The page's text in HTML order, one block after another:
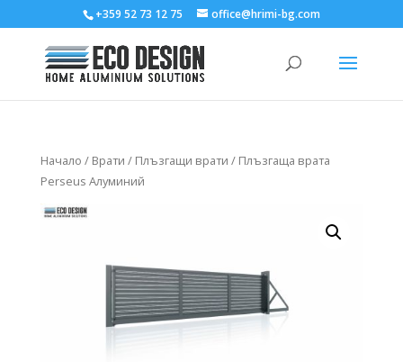
+359 52 73 12 75 office@hrimi-bg.com
Начало / Врати / Плъзгащи врати / Плъзгаща врата
Perseus Алуминий